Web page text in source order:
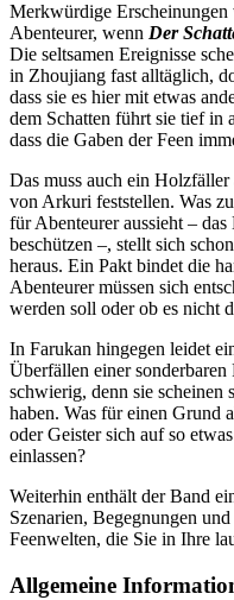
Merkwürdige
Abenteurer, wenn Der
Die seltsamen Ereignisse
in Zhoujiang fast alltäglich,
dass sie es hier mit etwas
dem Schatten führt sie tief in
dass die Gaben der Feen
Das muss auch ein
von Arkuri feststellen. Was
für Abenteurer aussieht –
beschützen –, stellt sich
heraus. Ein Pakt bindet die
Abenteurer müssen sich
werden soll oder ob es nicht
In Farukan hingegen leidet
Überfällen einer sonderbaren
schwierig, denn sie scheinen
haben. Was für einen Grund
oder Geister sich auf so
einlassen?
Weiterhin enthält der Band
Szenarien, Begegnungen
Feenwelten, die Sie in Ihre
Allgemeine